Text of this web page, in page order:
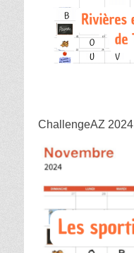
ChallengeAZ 2024